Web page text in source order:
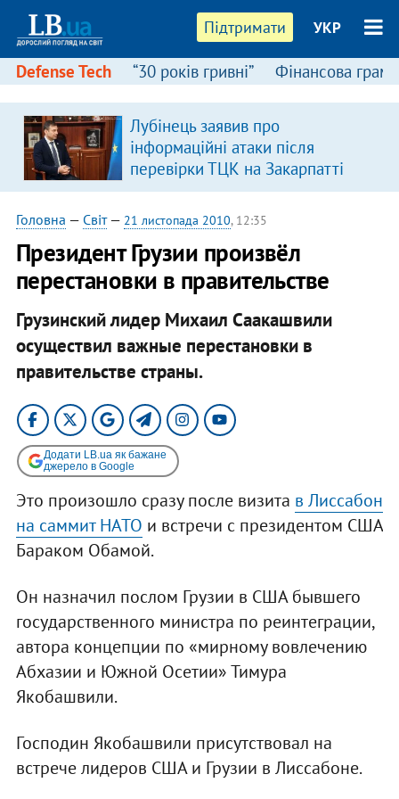
Підтримати УКР
Defense Tech “30 років гривні” Фінансова
Лубінець заявив про
інформаційні атаки після
перевірки ТЦК на Закарпатті
Головна — Світ— 21 листопада 2010, 12:35
Президент Грузии произвёл
перестановки в правительстве
Грузинский лидер Михаил Саакашвили
осуществил важные перестановки в
правительстве страны.
Додати LB.ua як бажане
джерело в Google
Это произошло сразу после визита в Лиссабон
на саммит НАТО и встречи с президентом США
Бараком Обамой.
Он назначил послом Грузии в США бывшего
государственного министра по реинтеграции,
автора концепции по «мирному вовлечению
Абхазии и Южной Осетии» Тимура
Якобашвили.
Господин Якобашвили присутствовал на
встрече лидеров США и Грузии в Лиссабоне.